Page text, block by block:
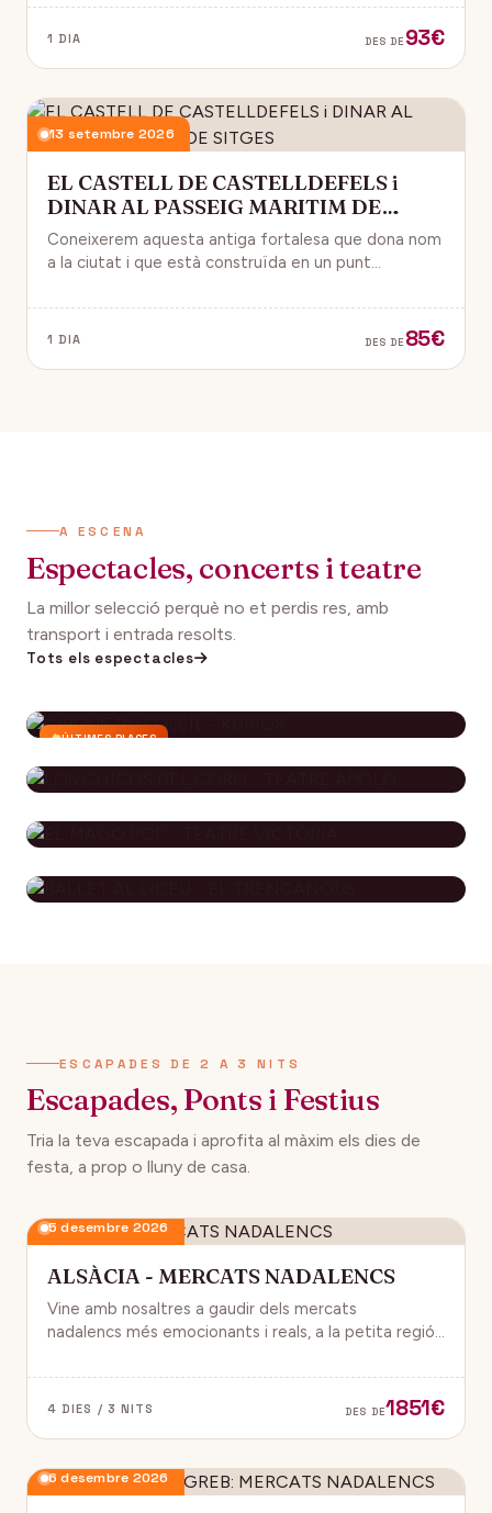
1 DIA DES DE 93€
13 setembre 2026
EL CASTELL DE CASTELLDEFELS i
DINAR AL PASSEIG MARITIM DE
SITGES
Coneixerem aquesta antiga fortalesa que dona nom
a la ciutat i que està construïda en un punt
1 DIA DES DE 85€
A ESCENA
Espectacles, concerts i teatre
La millor selecció perquè no et perdis res, amb
transport i entrada resolts.
Tots els espectacles
ÚLTIMES PLACES
CIRQUE DU SOLEIL - KURIOS
LOS CHICOS DEL CORO - TEATRE
APOLO
EL MAGO POP - TEATRE
VICTÒRIA
ESCAPADES DE 2 A 3 NITS
Escapades, Ponts i Festius
Tria la teva escapada i aprofita al màxim els dies de
festa, a prop o lluny de casa.
5 desembre 2026
ALSÀCIA - MERCATS NADALENCS
Vine amb nosaltres a gaudir dels mercats
nadalencs més emocionants i reals, a la petita regió
4 DIES / 3 NITS DES DE1851€
6 desembre 2026